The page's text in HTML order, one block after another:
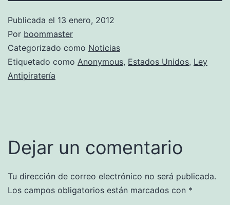
Publicada el 13 enero, 2012
Por boommaster
Categorizado como Noticias
Etiquetado como Anonymous, Estados Unidos, Ley
Antipiratería
Dejar un comentario
Tu dirección de correo electrónico no será publicada.
Los campos obligatorios están marcados con *